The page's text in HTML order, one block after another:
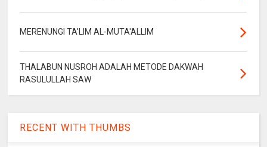
MERENUNGI TA'LIM AL-MUTA'ALLIM
THALABUN NUSROH ADALAH METODE DAKWAH
RASULULLAH SAW
RECENT WITH THUMBS